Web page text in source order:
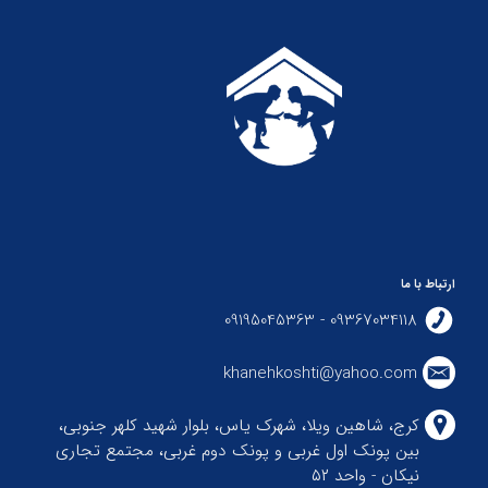
ارتباط با ما
09367034118 - 09195045363
khanehkoshti@yahoo.com
کرج، شاهین ویلا، شهرک یاس، بلوار شهید کلهر جنوبی،
بین پونک اول غربی و پونک دوم غربی، مجتمع تجاری
نیکان - واحد ۵۲